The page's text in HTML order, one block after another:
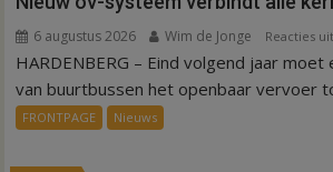
6 augustus 2026 Wim de Jonge Reacties
HARDENBERG – Eind volgend jaar
van buurtbussen het openbaar vervoer
FRONTPAGE Nieuws